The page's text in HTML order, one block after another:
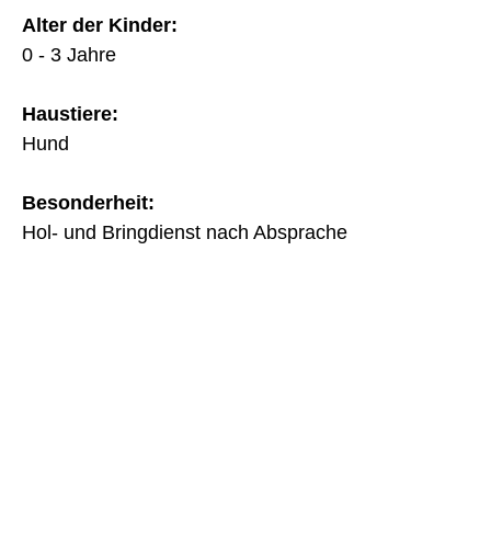
Alter der Kinder:
0 - 3 Jahre
Haustiere:
Hund
Besonderheit:
Hol- und Bringdienst nach Absprache